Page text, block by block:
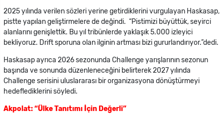
2025 yılında verilen sözleri yerine getirdiklerini vurgulayan Haskasap,
pistte yapılan geliştirmelere de değindi. “Pistimizi büyüttük, seyirci
alanlarını genişlettik. Bu yıl tribünlerde yaklaşık 5.000 izleyici
bekliyoruz. Drift sporuna olan ilginin artması bizi gururlandırıyor.”dedi.
Haskasap ayrıca 2026 sezonunda Challenge yarışlarının sezonun
başında ve sonunda düzenleneceğini belirterek 2027 yılında
Challenge serisini uluslararası bir organizasyona dönüştürmeyi
hedeflediklerini söyledi.
Akpolat: “Ülke Tanıtımı İçin Değerli”